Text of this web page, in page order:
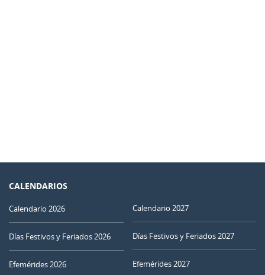
CALENDARIOS
Calendario 2026
Días Festivos y Feriados 2026
Efemérides 2026
Calendario 2027
Días Festivos y Feriados 2027
Efemérides 2027